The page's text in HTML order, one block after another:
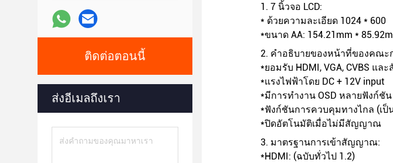
ติดต่อตอนนี้
ส่งอีเมลถึงเรา
7 นิ้วจอ LCD:
* ด้วยความละเอียด 1024 * 600
*ขนาด AA: 154.21mm *
คําอธิบายของหน้าที่ของคณะ
*ยอมรับ HDMI, VGA, CVBS แ
*แรงไฟฟ้าโดย DC + 12V input
*มีการทํางาน OSD หลายฟังก์ชัน
*ฟังก์ชันการควบคุมทางไกล (เป็
*ปิดอัตโนมัติเมื่อไม่มีสัญญาณ
มาตรฐานการเข้าสัญญาณ:
*HDMI: (ฉบับทั่วไป 1.2)